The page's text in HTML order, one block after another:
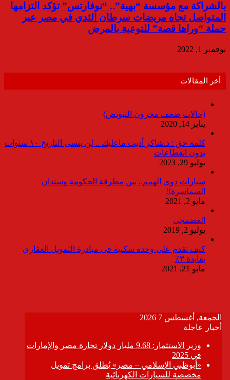
بالشراكة مع مؤسسة “بهية”.. “نوفارتس” تؤكد التزامها
المتواصل تجاه مريضات سرطان الثدي في مصر عبر
حملة “وراها قصة” للتوعية بالمرض
نوفمبر 1, 2022
أخر المقالات
(حالات ضعف مخزون التبويض)
يناير 14, 2020
كلمة حق : د.شاكر أديت ماعليك .. لن ينسى التاريخ ١٠ سنوات
بدون انقطاعات
يوليو 29, 2023
سيارات ذوى الهمم.. بين مطرقة الحكومة وسندان
السماسرة!!
مايو 2, 2021
العضمجى
يوليو 2, 2019
كيف تقدم على وحدة سكنية فى مبادرة التمويل العقاري
بفايدة ٣٪
مايو 21, 2021